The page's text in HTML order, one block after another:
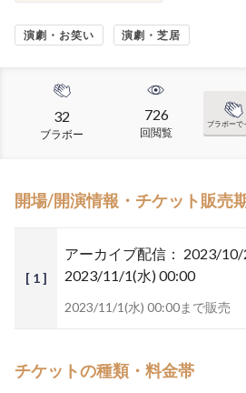
演劇・お笑い 演劇・芝居
32
ブラボー
726
回閲覧
ブラボーで
開場/開演情報・チケット販売
[ 1 ]
アーカイブ配信： 2023/10/
2023/11/1(水) 00:00
2023/11/1(水) 00:00まで販売
チケットの種類・料金帯